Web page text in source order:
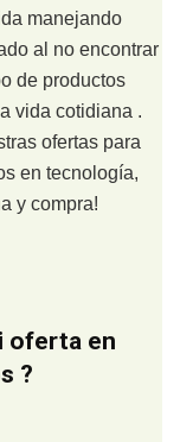
manejando
al no encontrar
de productos
vida cotidiana .
ofertas para
en tecnología,
y compra!
oferta en
?